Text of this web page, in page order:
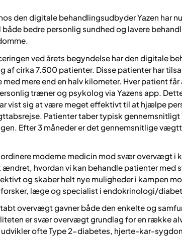
den digitale behandlingsudbyder Yazen har
både bedre personlig sundhed og lavere
ved årets begyndelse har den digitale
af cirka 7.500 patienter. Disse patienter har
med mere end en halv kilometer. Hver patient
træner og psykolog via Yazens app.
vist sig at være meget effektivt til at hjælpe
Patienter taber typisk gennemsnitligt
Efter 3 måneder er det gennemsnitlige
ordinere moderne medicin mod svær overvægt i
ændret, hvordan vi kan behandle patienter
og skaber helt nye muligheder i kampen
forsker, læge og specialist i endokrinologi/
overvægt gavner både den enkelte og
er svær overvægt grundlag for en række
ofte Type 2-diabetes, hjerte-kar-